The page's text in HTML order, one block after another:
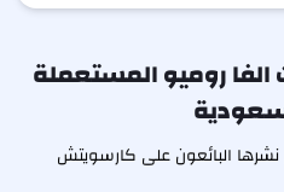
الفا روميو المستعملة
نشرها البائعون على كارسويتش